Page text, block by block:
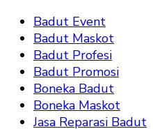
Badut Event
Badut Maskot
Badut Profesi
Badut Promosi
Boneka Badut
Boneka Maskot
Jasa Reparasi Badut